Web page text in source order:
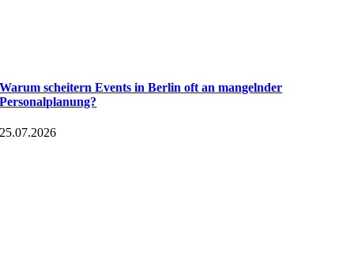
Warum scheitern Events in Berlin oft an mangelnder
Personalplanung?
25.07.2026